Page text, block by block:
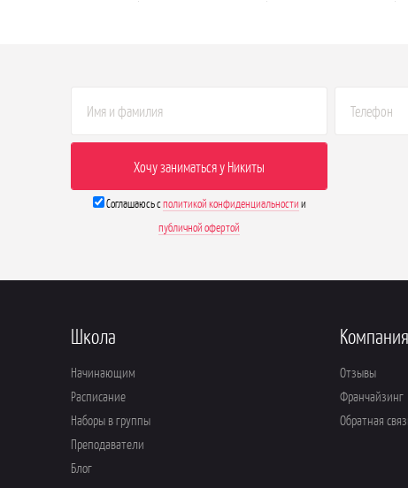
Соглашаюсь сполитикой конфиденциальностии
публичной офертой
Школа
Начинающим
Расписание
Наборы в группы
Преподаватели
Блог
Компания
Отзывы
Франчайзинг
Обратная